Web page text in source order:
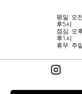
평일: 오
후5시
점심: 오
후1시
휴무: 주